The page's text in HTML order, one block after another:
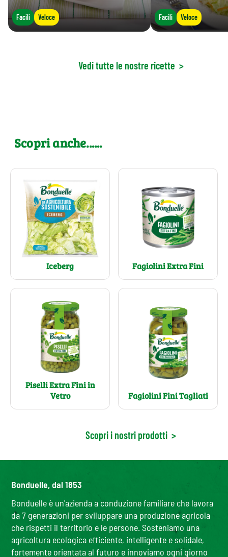
Facili Veloce Facili Veloce
Vedi tutte le nostre ricette >
Scopri anche......
Iceberg Fagiolini Extra Fini
Piselli Extra Fini in
Vetro
Fagiolini Fini Tagliati
Scopri i nostri prodotti >
Bonduelle, dal 1853
Bonduelle è un'azienda a conduzione familiare che lavora
da 7 generazioni per sviluppare una produzione agricola
che rispetti il territorio e le persone. Sosteniamo una
agricoltura ecologica efficiente, intelligente e solidale,
fortemente orientata al futuro e innoviamo ogni giorno